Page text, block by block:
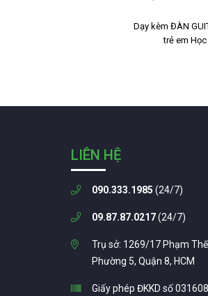
Dạy kèm ĐÀN
trẻ em
LIÊN HỆ
090.333.1985 (24/7)
09.87.87.0217(24/7)
Trụ sở: 1269/17 Phạm Thế
Phường 5, Quận 8, HCM
Giấy phép ĐKKD số